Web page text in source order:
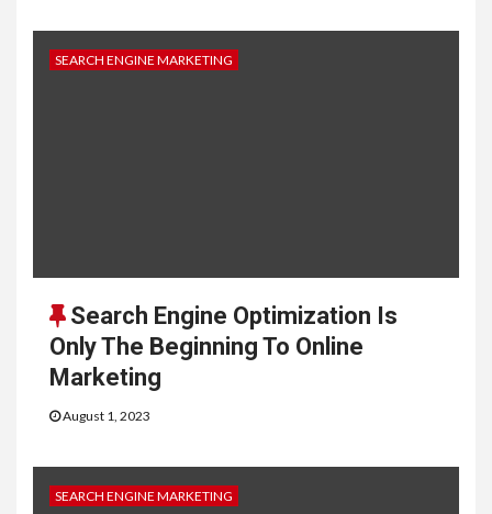
SEARCH ENGINE MARKETING
Search Engine Optimization Is
Only The Beginning To Online
Marketing
August 1, 2023
SEARCH ENGINE MARKETING